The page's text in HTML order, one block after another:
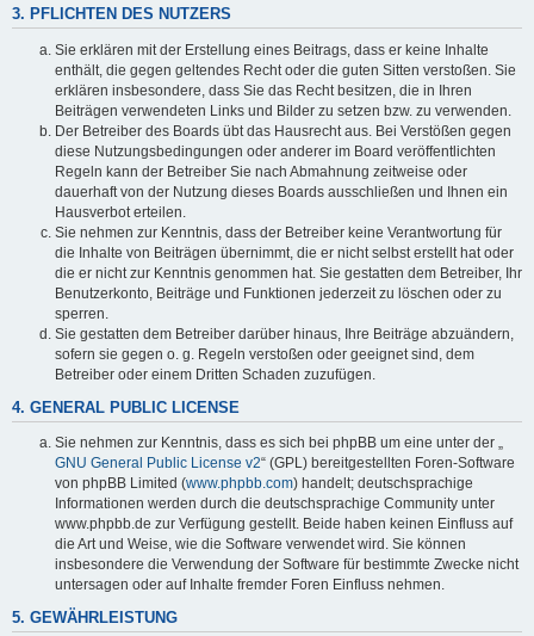
3. PFLICHTEN DES NUTZERS
Sie erklären mit der Erstellung eines Beitrags, dass er keine Inhalte
enthält, die gegen geltendes Recht oder die guten Sitten verstoßen. Sie
erklären insbesondere, dass Sie das Recht besitzen, die in Ihren
Beiträgen verwendeten Links und Bilder zu setzen bzw. zu verwenden.
Der Betreiber des Boards übt das Hausrecht aus. Bei Verstößen gegen
diese Nutzungsbedingungen oder anderer im Board veröffentlichten
Regeln kann der Betreiber Sie nach Abmahnung zeitweise oder
dauerhaft von der Nutzung dieses Boards ausschließen und Ihnen ein
Hausverbot erteilen.
Sie nehmen zur Kenntnis, dass der Betreiber keine Verantwortung für
die Inhalte von Beiträgen übernimmt, die er nicht selbst erstellt hat oder
die er nicht zur Kenntnis genommen hat. Sie gestatten dem Betreiber, Ihr
Benutzerkonto, Beiträge und Funktionen jederzeit zu löschen oder zu
sperren.
Sie gestatten dem Betreiber darüber hinaus, Ihre Beiträge abzuändern,
sofern sie gegen o. g. Regeln verstoßen oder geeignet sind, dem
Betreiber oder einem Dritten Schaden zuzufügen.
4. GENERAL PUBLIC LICENSE
Sie nehmen zur Kenntnis, dass es sich bei phpBB um eine unter der „
GNU General Public License v2“ (GPL) bereitgestellten Foren-Software
von phpBB Limited (www.phpbb.com) handelt; deutschsprachige
Informationen werden durch die deutschsprachige Community unter
www.phpbb.de zur Verfügung gestellt. Beide haben keinen Einfluss auf
die Art und Weise, wie die Software verwendet wird. Sie können
insbesondere die Verwendung der Software für bestimmte Zwecke nicht
untersagen oder auf Inhalte fremder Foren Einfluss nehmen.
5. GEWÄHRLEISTUNG